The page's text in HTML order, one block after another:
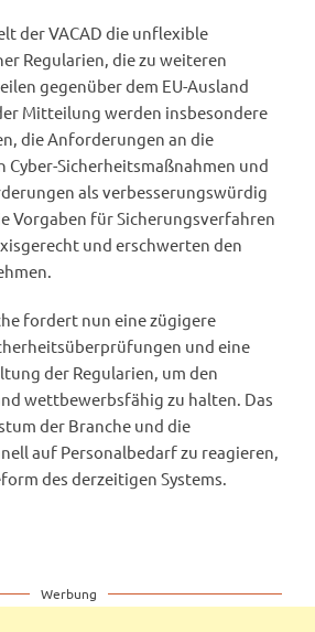
der VACAD die unflexible
Regularien, die zu weiteren
gegenüber dem EU-Ausland
Mitteilung werden insbesondere
die Anforderungen an die
Sicherheitsmaßnahmen und
als verbesserungswürdig
Vorgaben für Sicherungsverfahren
und erschwerten den
fordert nun eine zügigere
und eine
der Regularien, um den
wettbewerbsfähig zu halten. Das
der Branche und die
auf Personalbedarf zu reagieren,
des derzeitigen Systems.
Werbung